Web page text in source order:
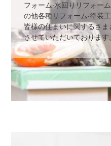
フォーム‧⽔回りリフォー
の他各種リフォーム‧塗装
皆様の住まいに関するさ
させていただいております